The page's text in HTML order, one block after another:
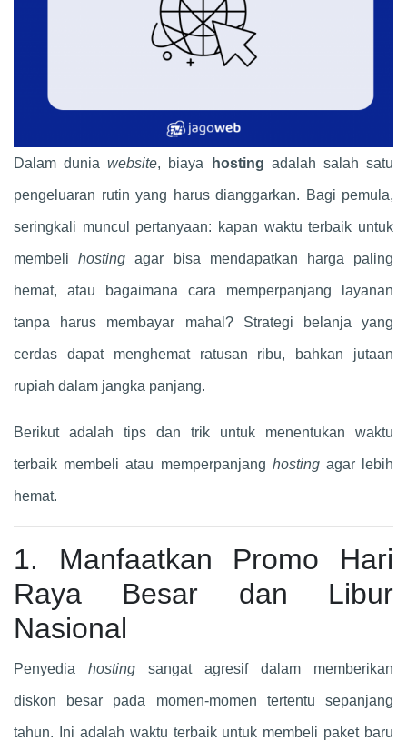
Dalam duniawebsite, biaya hosting adalah salah satu
pengeluaran rutin yang harus dianggarkan. Bagi pemula,
seringkali muncul pertanyaan: kapan waktu terbaik untuk
membelihosting agar bisa mendapatkan harga paling
hemat, atau bagaimana cara memperpanjang layanan
tanpa harus membayar mahal? Strategi belanja yang
cerdas dapat menghemat ratusan ribu, bahkan jutaan
rupiah dalam jangka panjang.
Berikut adalah tips dan trik untuk menentukan waktu
terbaik membeli atau memperpanjang hostingagar lebih
hemat.
1. Manfaatkan Promo Hari
Raya Besar dan Libur
Nasional
Penyedia hosting sangat agresif dalam memberikan
diskon besar pada momen-momen tertentu sepanjang
tahun. Ini adalah waktu terbaik untuk membeli paket baru